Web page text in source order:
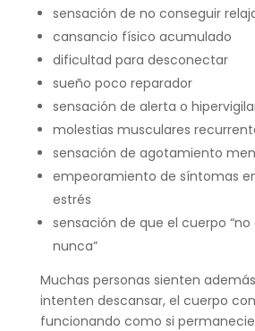
sensación de no conseguir
cansancio físico acumulado
dificultad para desconectar
sueño poco reparador
sensación de alerta o
molestias musculares
sensación de agotamiento
empeoramiento de síntomas
estrés
sensación de que el cuerpo “no
nunca”
Muchas personas sienten
intenten descansar, el cuerpo
funcionando como si